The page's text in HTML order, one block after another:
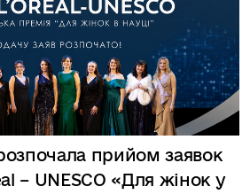
прийом заявок
– UNESCO «Для жінок у